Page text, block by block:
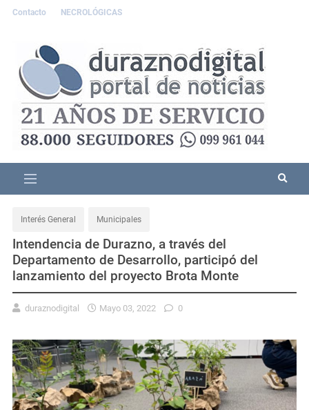
Contacto NECROLÓGICAS
Interés General Municipales
Intendencia de Durazno, a través del
Departamento de Desarrollo, participó del
lanzamiento del proyecto Brota Monte
duraznodigital Mayo 03, 2022 0